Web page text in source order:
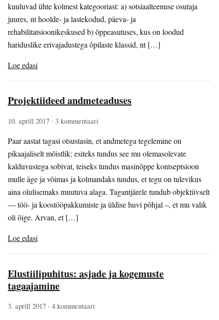
kuuluvad ühte kolmest kategooriast: a) sotsiaalteenuse osutaja
juures, nt hoolde- ja lastekodud, päeva- ja
rehabilitatsioonikeskused b) õppeasutuses, kus on loodud
hariduslike erivajadustega õpilaste klassid, nt […]
Loe edasi
Projektiideed andmeteaduses
10. aprill 2017 · 3 kommentaari
Paar aastat tagasi otsustasin, et andmetega tegelemine on
pikaajaliselt mõistlik: esiteks tundus see mu olemasolevate
kalduvustega sobivat, teiseks tundus masinõppe kontseptsioon
mulle äge ja võimas ja kolmandaks tundus, et tegu on tulevikus
aina olulisemaks muutuva alaga. Tagantjärele tundub objektiivselt
— töö- ja koostööpakkumiste ja üldise huvi põhjal –, et mu valik
oli õige. Arvan, et […]
Loe edasi
Elustiilipuhitus: asjade ja kogemuste
tagaajamine
3. aprill 2017 · 4 kommentaari